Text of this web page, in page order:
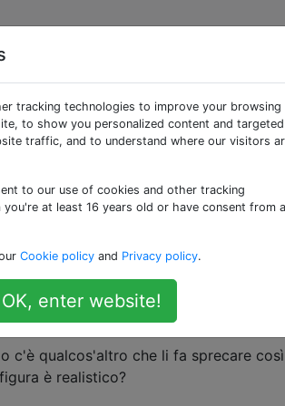
Perché
in campi vuoti senza alberi
alberi e posso immaginare che gli
c'è qualcos'altro che li fa sprecare
è realistico?
tracking technologies to improve your browsing
to show you personalized content and targeted
traffic, and to understand where our visitors
to our use of cookies and other tracking
at least 16 years old or have consent from a
Cookie policy and Privacy policy.
OK, enter website!